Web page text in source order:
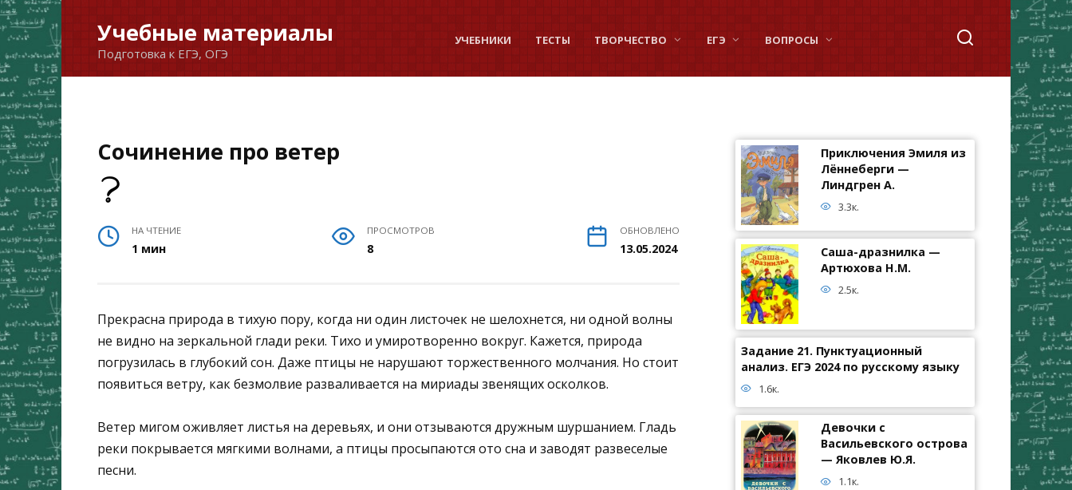
Перейти
к
содержанию
Учебные материалы
Подготовка к ЕГЭ, ОГЭ
УЧЕБНИКИ ТЕСТЫ ТВОРЧЕСТВО ЕГЭ ВОПРОСЫ
Сочинение про ветер
НА ЧТЕНИЕ
1 мин
ПРОСМОТРОВ
8
ОБНОВЛЕНО
13.05.2024
Прекрасна природа в тихую пору, когда ни один листочек не шелохнется, ни одной волны
не видно на зеркальной глади реки. Тихо и умиротворенно вокруг. Кажется, природа
погрузилась в глубокий сон. Даже птицы не нарушают торжественного молчания. Но стоит
появиться ветру, как безмолвие разваливается на мириады звенящих осколков.
Ветер мигом оживляет листья на деревьях, и они отзываются дружным шуршанием. Гладь
реки покрывается мягкими волнами, а птицы просыпаются ото сна и заводят развеселые
песни.
Приключения Эмиля из
Лённеберги —
Линдгрен А.
3.3к.
Саша-дразнилка —
Артюхова Н.М.
2.5к.
Задание 21. Пунктуационный
анализ. ЕГЭ 2024 по русскому языку
1.6к.
Девочки с
Васильевского острова
— Яковлев Ю.Я.
1.1к.